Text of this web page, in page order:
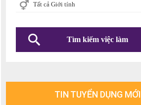
Tất cả Giới tính
TIN TUYỂN DỤNG MỚI